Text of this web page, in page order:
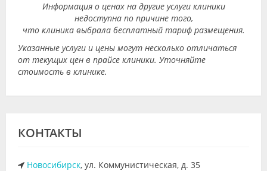
Информация о ценах на другие услуги клиники
недоступна по причине того,
что клиника выбрала бесплатный тариф размещения.
Указанные услуги и цены могут несколько отличаться
от текущих цен в прайсе клиники. Уточняйте
стоимость в клинике.
КОНТАКТЫ
Новосибирск, ул. Коммунистическая, д. 35